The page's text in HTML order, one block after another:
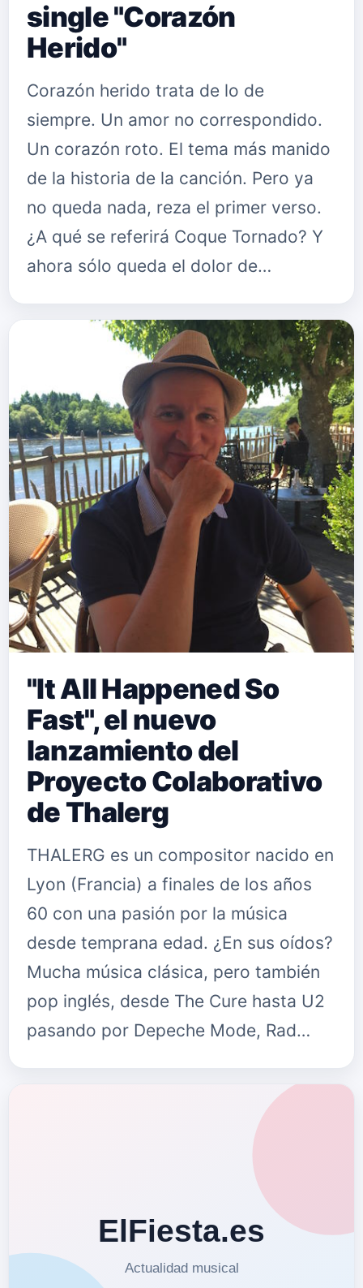
single "Corazón
Herido"
Corazón herido trata de lo de
siempre. Un amor no correspondido.
Un corazón roto. El tema más manido
de la historia de la canción. Pero ya
no queda nada, reza el primer verso.
¿A qué se referirá Coque Tornado? Y
ahora sólo queda el dolor de…
"It All Happened So
Fast", el nuevo
lanzamiento del
Proyecto Colaborativo
de Thalerg
THALERG es un compositor nacido en
Lyon (Francia) a finales de los años
60 con una pasión por la música
desde temprana edad. ¿En sus oídos?
Mucha música clásica, pero también
pop inglés, desde The Cure hasta U2
pasando por Depeche Mode, Rad…